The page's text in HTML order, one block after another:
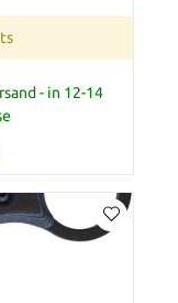
- in 12-14